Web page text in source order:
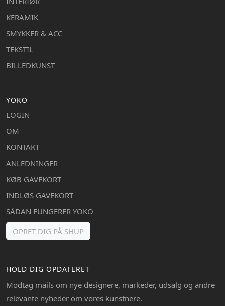
KERAMIK
SMYKKER & ACC
TEKSTIL
BILLEDKUNST
YOKO
LOGIN
OM
KONTAKT
ANLEDNINGER
KØB GAVEKORT
INDLØS GAVEKORT
SÅDAN FUNGERER YOKO
OPRET DIG PÅ SHUP
HOLD DIG OPDATERET
Modtag mails om nye designere, markeder, udsalg og andre
relevante nyheder om vores kunstnere.